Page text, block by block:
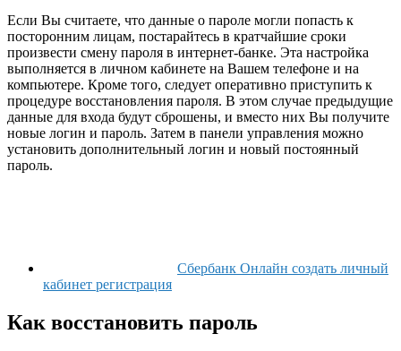
Если Вы считаете, что данные о пароле могли попасть к
посторонним лицам, постарайтесь в кратчайшие сроки
произвести смену пароля в интернет-банке. Эта настройка
выполняется в личном кабинете на Вашем телефоне и на
компьютере. Кроме того, следует оперативно приступить к
процедуре восстановления пароля. В этом случае предыдущие
данные для входа будут сброшены, и вместо них Вы получите
новые логин и пароль. Затем в панели управления можно
установить дополнительный логин и новый постоянный
пароль.
Сбербанк Онлайн создать личный
кабинет регистрация
Как восстановить пароль